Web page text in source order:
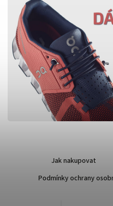
Jak nakupovat
Podmínky ochrany